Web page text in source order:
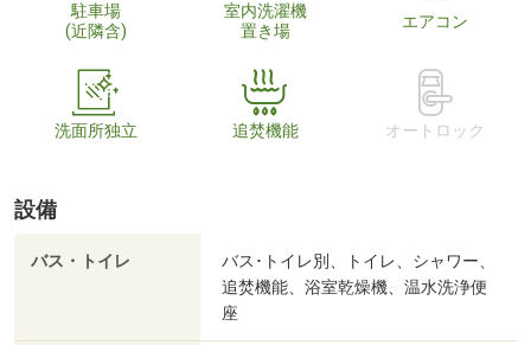
駐車場
(近隣含)
室内洗濯機
置き場
エアコン
洗面所独立 追焚機能 オートロック
設備
バス・トイレ
バス･トイレ別、トイレ、シャワー、
追焚機能、浴室乾燥機、温水洗浄便
座